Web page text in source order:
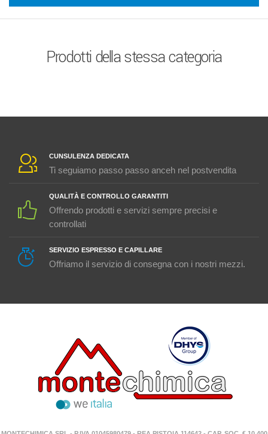
Prodotti della stessa categoria
CUNSULENZA DEDICATA
Ti seguiamo passo passo anceh nel postvendita
QUALITÀ E CONTROLLO GARANTITI
Offrendo prodotti e servizi sempre precisi e
controllati
SERVIZIO ESPRESSO E CAPILLARE
Offriamo il servizio di consegna con i nostri mezzi.